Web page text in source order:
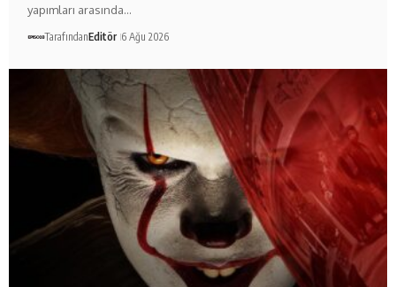
yapımları arasında…
TarafındanEditör 6 Ağu 2026